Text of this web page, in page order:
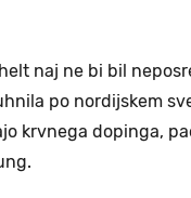
naj ne bi bil
po nordijskem
krvnega dopinga,